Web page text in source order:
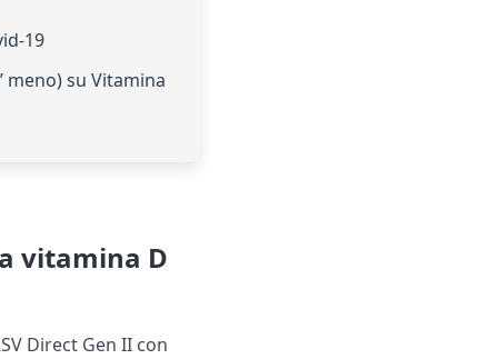
19
meno) su Vitamina
vitamina D
Direct Gen II con